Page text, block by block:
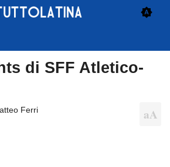
di SFF Atletico-
Ferri